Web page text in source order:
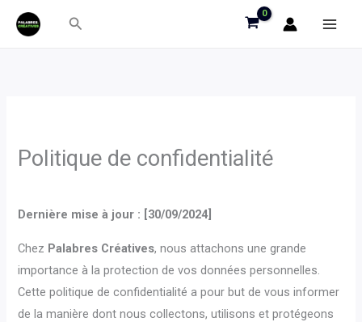
Rechercher
Politique de confidentialité
Dernière mise à jour : [30/09/2024]
Chez Palabres Créatives, nous attachons une grande
importance à la protection de vos données personnelles.
Cette politique de confidentialité a pour but de vous informer
de la manière dont nous collectons, utilisons et protégeons